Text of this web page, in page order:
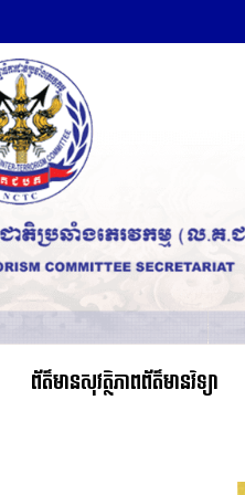
ព័ត៌មានសុវត្ថិភាពព័ត៌មានវិទ្យា